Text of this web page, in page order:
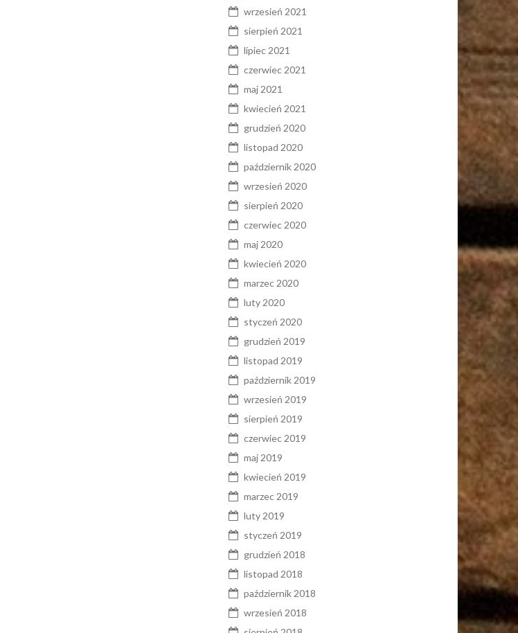
wrzesień 2021
sierpień 2021
lipiec 2021
czerwiec 2021
maj 2021
kwiecień 2021
grudzień 2020
listopad 2020
październik 2020
wrzesień 2020
sierpień 2020
czerwiec 2020
maj 2020
kwiecień 2020
marzec 2020
luty 2020
styczeń 2020
grudzień 2019
listopad 2019
październik 2019
wrzesień 2019
sierpień 2019
czerwiec 2019
maj 2019
kwiecień 2019
marzec 2019
luty 2019
styczeń 2019
grudzień 2018
listopad 2018
październik 2018
wrzesień 2018